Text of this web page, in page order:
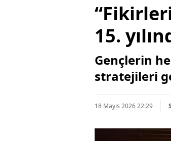
15.
Gençlerin
stratejileri
18 Mayıs 2026 22:29